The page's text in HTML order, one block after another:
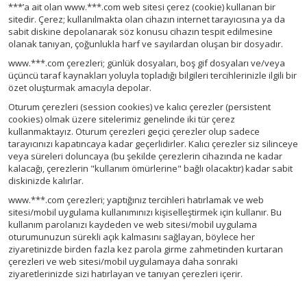
***’a ait olan www.***.com web sitesi çerez (cookie) kullanan bir
sitedir. Çerez; kullanılmakta olan cihazın internet tarayıcısına ya da
sabit diskine depolanarak söz konusu cihazın tespit edilmesine
olanak tanıyan, çoğunlukla harf ve sayılardan oluşan bir dosyadır.
www.***.com çerezleri; günlük dosyaları, boş gif dosyaları ve/veya
üçüncü taraf kaynakları yoluyla topladığı bilgileri tercihlerinizle ilgili bir
özet oluşturmak amacıyla depolar.
Oturum çerezleri (session cookies) ve kalıcı çerezler (persistent
cookies) olmak üzere sitelerimiz genelinde iki tür çerez
kullanmaktayız. Oturum çerezleri geçici çerezler olup sadece
tarayıcınızı kapatıncaya kadar geçerlidirler. Kalıcı çerezler siz silinceye
veya süreleri doluncaya (bu şekilde çerezlerin cihazında ne kadar
kalacağı, çerezlerin "kullanım ömürlerine" bağlı olacaktır) kadar sabit
diskinizde kalırlar.
www.***.com çerezleri; yaptığınız tercihleri hatırlamak ve web
sitesi/mobil uygulama kullanımınızı kişiselleştirmek için kullanır. Bu
kullanım parolanızı kaydeden ve web sitesi/mobil uygulama
oturumunuzun sürekli açık kalmasını sağlayan, böylece her
ziyaretinizde birden fazla kez parola girme zahmetinden kurtaran
çerezleri ve web sitesi/mobil uygulamaya daha sonraki
ziyaretlerinizde sizi hatırlayan ve tanıyan çerezleri içerir.